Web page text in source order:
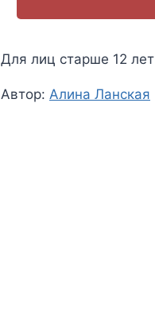
Для лиц старше 12 лет
Метки
Автор: Алина Ланская